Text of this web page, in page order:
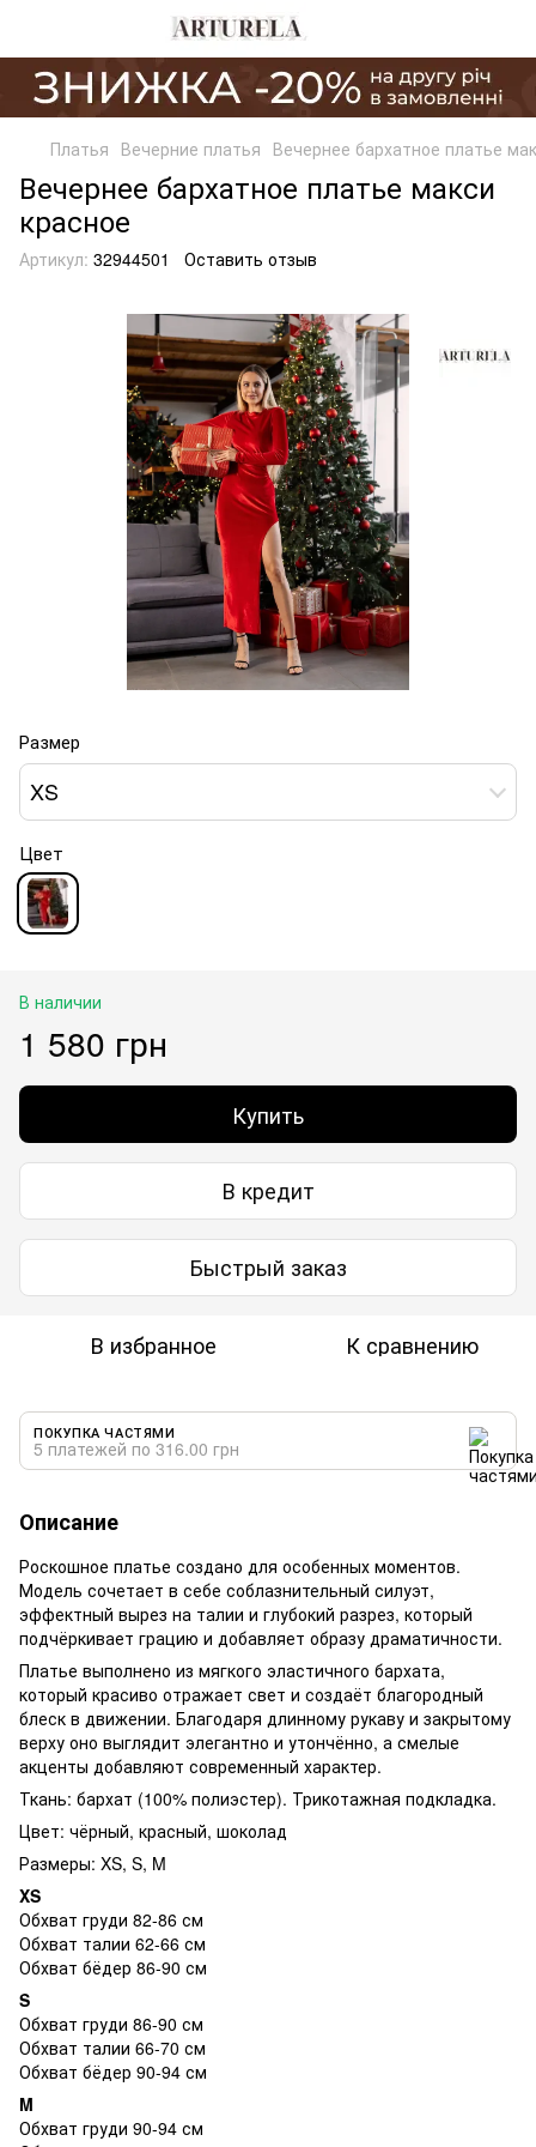
Платья Вечерние платья Вечернее бархатное платье
Вечернее бархатное платье макси
красное
Артикул: 32944501 Оставить отзыв
Размер
XS
Цвет
В наличии
1 580 грн
Купить
В кредит
Быстрый заказ
В избранное К сравнению
ПОКУПКА ЧАСТЯМИ
5 платежей по 316.00 грн
Описание
Роскошное платье создано для особенных моментов.
Модель сочетает в себе соблазнительный силуэт,
эффектный вырез на талии и глубокий разрез, который
подчёркивает грацию и добавляет образу драматичности.
Платье выполнено из мягкого эластичного бархата,
который красиво отражает свет и создаёт благородный
блеск в движении. Благодаря длинному рукаву и закрытому
верху оно выглядит элегантно и утончённо, а смелые
акценты добавляют современный характер.
Ткань: бархат (100% полиэстер). Трикотажная подкладка.
Цвет: чёрный, красный, шоколад
Размеры: XS, S, M
XS
Обхват груди 82-86 см
Обхват талии 62-66 см
Обхват бёдер 86-90 см
S
Обхват груди 86-90 см
Обхват талии 66-70 см
Обхват бёдер 90-94 см
M
Обхват груди 90-94 см